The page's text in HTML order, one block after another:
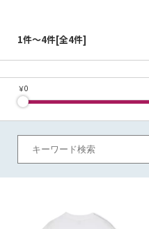
1件～4件[全4件]
￥0